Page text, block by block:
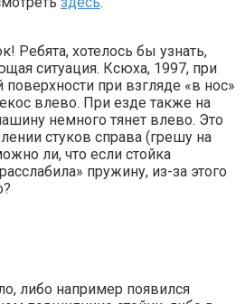
Ребята, хотелось бы узнать,
ситуация. Ксюха, 1997, при
при взгляде «в нос»
влево. При езде также на
немного тянет влево. Это
стуков справа (грешу на
ли, что если стойка
пружину, из-за этого
либо например появился